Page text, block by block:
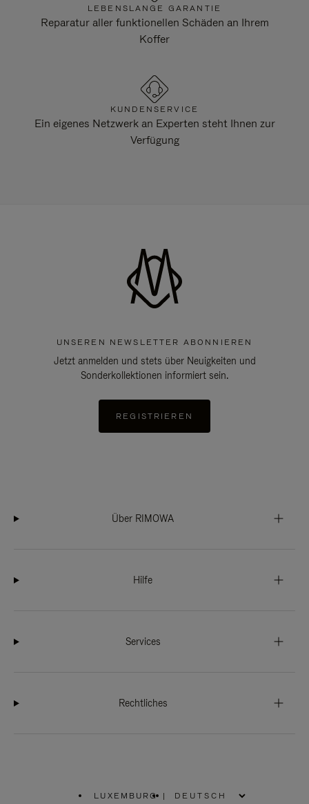
LEBENSLANGE GARANTIE
Reparatur aller funktionellen Schäden an Ihrem
Koffer
KUNDENSERVICE
Ein eigenes Netzwerk an Experten steht Ihnen zur
Verfügung
UNSEREN NEWSLETTER ABONNIEREN
Jetzt anmelden und stets über Neuigkeiten und
Sonderkollektionen informiert sein.
REGISTRIEREN
Über RIMOWA
Hilfe
Services
Rechtliches
LUXEMBURG |